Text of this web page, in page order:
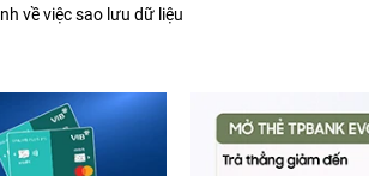
về việc sao lưu dữ liệu